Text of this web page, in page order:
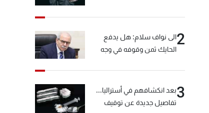
2الى نواف سلام: هل يدفع
الحايك ثمن وقوفه في وجه
3بعد انكشافهم في أستراليا...
تفاصيل جديدة عن توقيف